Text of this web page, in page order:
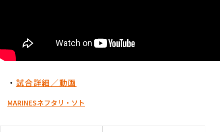
・ 試合詳細／動画
MARINESネフタリ・ソト